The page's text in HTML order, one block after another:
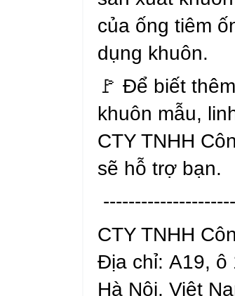
của ống tiêm
dụng khuôn.
🚩 Để biết
khuôn mẫu,
CTY TNHH
sẽ hỗ trợ bạn.
CTY TNHH
Địa chỉ: A19, ô
Hà Nội, Việt